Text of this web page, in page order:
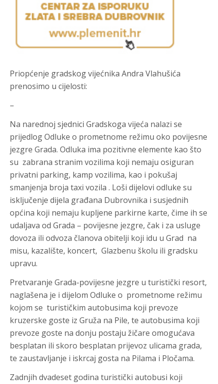
Priopćenje gradskog vijećnika Andra Vlahušića
prenosimo u cijelosti:
–
Na narednoj sjednici Gradskoga vijeća nalazi se
prijedlog Odluke o prometnome režimu oko povijesne
jezgre Grada. Odluka ima pozitivne elemente kao što
su zabrana stranim vozilima koji nemaju osiguran
privatni parking, kamp vozilima, kao i pokušaj
smanjenja broja taxi vozila . Loši dijelovi odluke su
isključenje dijela građana Dubrovnika i susjednih
općina koji nemaju kupljene parkirne karte, čime ih se
udaljava od Grada – povijesne jezgre, čak i za usluge
dovoza ili odvoza članova obitelji koji idu u Grad na
misu, kazalište, koncert, Glazbenu školu ili gradsku
upravu.
Pretvaranje Grada-povijesne jezgre u turistički resort,
naglašena je i dijelom Odluke o prometnome režimu
kojom se turističkim autobusima koji prevoze
kruzerske goste iz Gruža na Pile, te autobusima koji
prevoze goste na donju postaju žičare omogućava
besplatan ili skoro besplatan prijevoz ulicama grada,
te zaustavljanje i iskrcaj gosta na Pilama i Pločama.
Zadnjih dvadeset godina turistički autobusi koji